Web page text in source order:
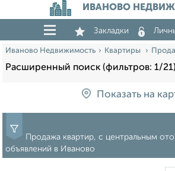
ИВАНОВО
Закладки
Иваново Недвижимость Квартиры
Расширенный поиск (фильтров: 1/21)
Показать на
Продажа квартир, с центральным
объявлений в Иваново